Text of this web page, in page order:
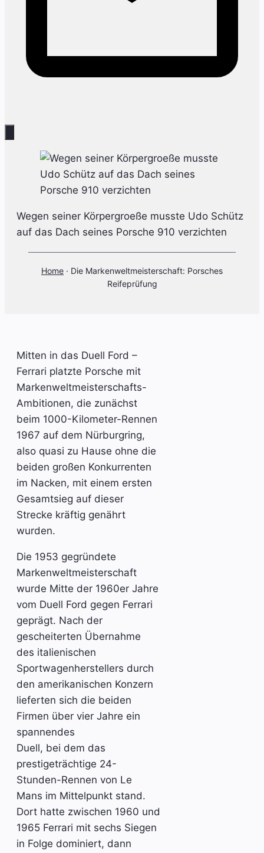
Wegen seiner Körpergroeße musste Udo Schütz
auf das Dach seines Porsche 910 verzichten
Home · Die Markenweltmeisterschaft: Porsches
Reifeprüfung
Mitten in das Duell Ford –
Ferrari platzte Porsche mit
Markenweltmeisterschafts-
Ambitionen, die zunächst
beim 1000-Kilometer-Rennen
1967 auf dem Nürburgring,
also quasi zu Hause ohne die
beiden großen Konkurrenten
im Nacken, mit einem ersten
Gesamtsieg auf dieser
Strecke kräftig genährt
wurden.
Die 1953 gegründete
Markenweltmeisterschaft
wurde Mitte der 1960er Jahre
vom Duell Ford gegen Ferrari
geprägt. Nach der
gescheiterten Übernahme
des italienischen
Sportwagenherstellers durch
den amerikanischen Konzern
lieferten sich die beiden
Firmen über vier Jahre ein
spannendes
Duell, bei dem das
prestigeträchtige 24-
Stunden-Rennen von Le
Mans im Mittelpunkt stand.
Dort hatte zwischen 1960 und
1965 Ferrari mit sechs Siegen
in Folge dominiert, dann